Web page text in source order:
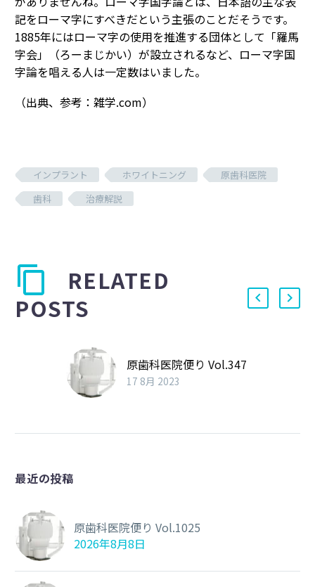
記をローマ字にすべきだという主張のことだそうです。
1885年にはローマ字の使用を推進する団体として「羅馬
字会」（ろーまじかい）が設立されるなど、ローマ字国
字論を唱える人は一定数はいました。
（出典、参考：雑学.com）
インプラント ホワイトニング
原歯科医院
歯科
治療解説
RELATED
POSTS
原歯科医院便り Vol.347
17 8月 2023
最近の投稿
原歯科医院便り Vol.1025
2026年8月8日